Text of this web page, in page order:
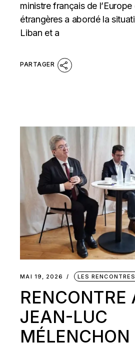
ministre français de
étrangères a abordé la
Liban et a
MAI 19, 2026 LES
RENCONTRE
JEAN-LUC
MÉLENCHON